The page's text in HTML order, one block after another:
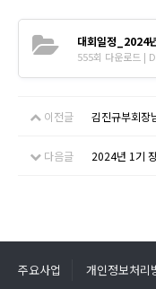
대회일정_2024
555회 다운로드 |
이전글 김진규부회장
다음글
2024년 1기
주요사업 개인정보처리